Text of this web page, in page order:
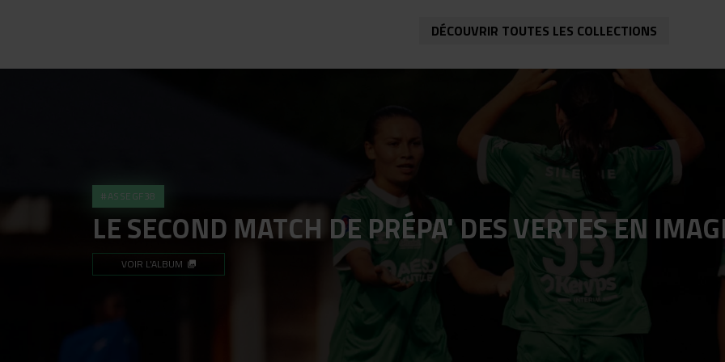
DÉCOUVRIR TOUTES LES COLLECTIONS
#ASSEGF38
LE SECOND MATCH DE PRÉPA' DES VERTES EN
VOIR L'ALBUM